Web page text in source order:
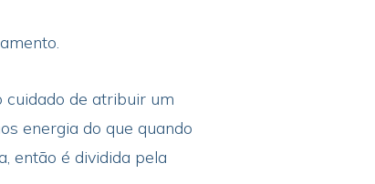
cuidado de atribuir um
energia do que quando
então é dividida pela